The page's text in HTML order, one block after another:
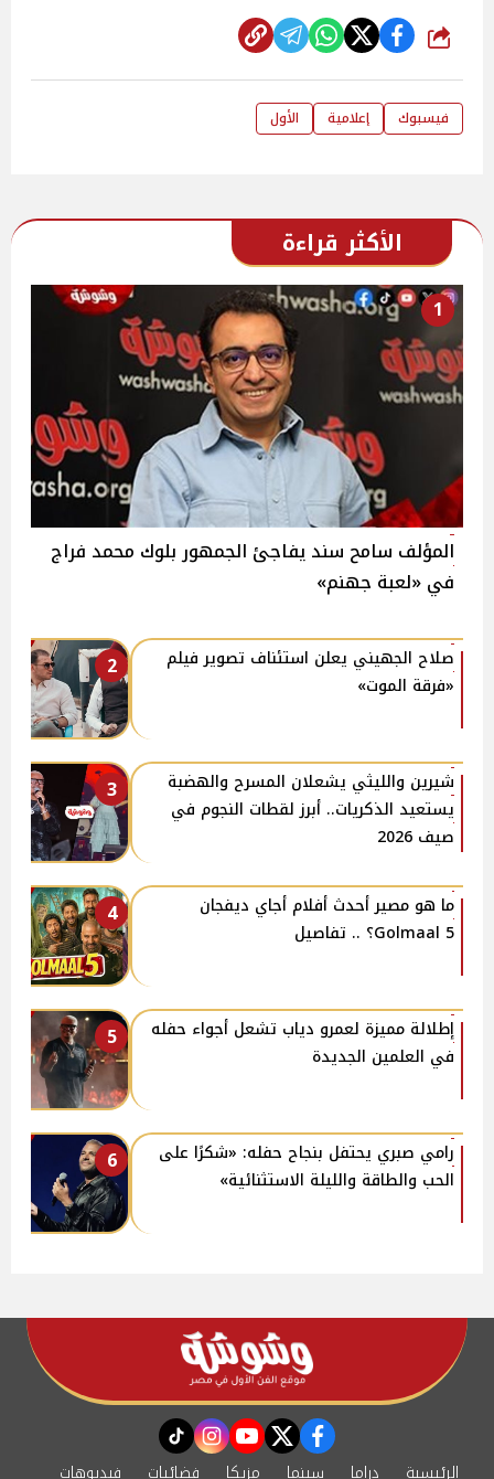
شارك
فيسبوك إعلامية الأول
الأكثر قراءة
1
المؤلف سامح سند يفاجئ الجمهور بلوك محمد فراج
في «لعبة جهنم»
2
صلاح الجهيني يعلن استئناف تصوير فيلم
«فرقة الموت»
3
شيرين والليثي يشعلان المسرح والهضبة
يستعيد الذكريات.. أبرز لقطات النجوم في
صيف 2026
4
ما هو مصير أحدث أفلام أجاي ديفجان
Golmaal 5؟ .. تفاصيل
5
إطلالة مميزة لعمرو دياب تشعل أجواء حفله
في العلمين الجديدة
6
رامي صبري يحتفل بنجاح حفله: «شكرًا على
الحب والطاقة والليلة الاستثنائية»
facebook
twitter
youtube
instagram
tiktok
الرئيسية دراما سينما مزيكا فضائيات فيديوهات